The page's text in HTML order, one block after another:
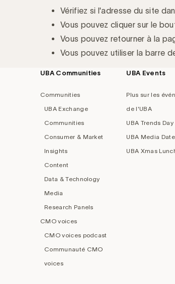
Vérifiez si l'adresse du site
Vous pouvez cliquer sur le
Vous pouvez retourner à la
Vous pouvez utiliser la barre
Footer
UBA Communities
Communities
UBA Exchange
Communities
Consumer & Market
Insights
Content
Data & Technology
Media
Research Panels
CMO voices
CMO voices podcast
Communauté CMO
voices
UBA Events
Plus sur les
de l'UBA
UBA Trends Day
UBA Media Date
UBA Xmas